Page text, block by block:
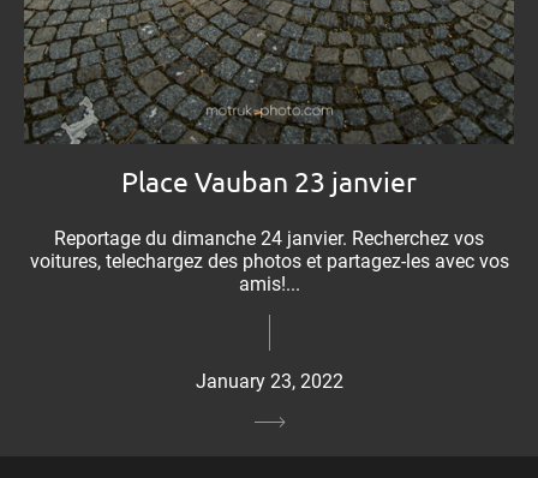
Place Vauban 23 janvier
Reportage du dimanche 24 janvier. Recherchez vos
voitures, telechargez des photos et partagez-les avec vos
amis!...
January 23, 2022